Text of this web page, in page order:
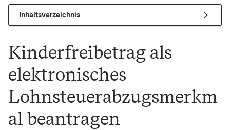
Inhaltsverzeichnis
Kinderfreibetrag als
elektronisches
Lohnsteuerabzugsmerkm
al beantragen